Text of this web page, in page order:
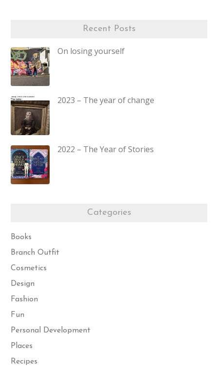
Recent Posts
On losing yourself
2023 – The year of change
2022 – The Year of Stories
Categories
Books
Branch Outfit
Cosmetics
Design
Fashion
Fun
Personal Development
Places
Recipes